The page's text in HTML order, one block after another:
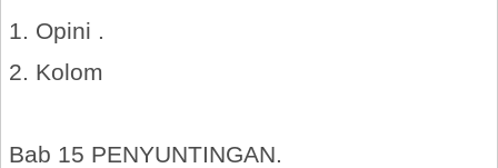
1. Opini .
2. Kolom
Bab 15 PENYUNTINGAN.